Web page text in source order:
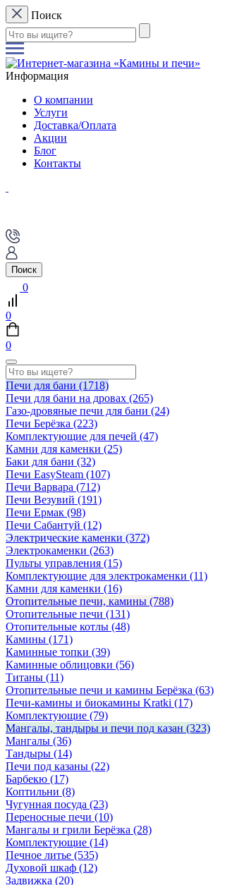
Поиск
Информация
О компании
Услуги
Доставка/Оплата
Акции
Блог
Контакты
Поиск
0
0
0
Печи для бани (1718)
Печи для бани на дровах (265)
Газо-дровяные печи для бани (24)
Печи Берёзка (223)
Комплектующие для печей (47)
Камни для каменки (25)
Баки для бани (32)
Печи EasySteam (107)
Печи Варвара (712)
Печи Везувий (191)
Печи Ермак (98)
Печи Сабантуй (12)
Электрические каменки (372)
Электрокаменки (263)
Пульты управления (15)
Комплектующие для электрокаменки (11)
Камни для каменки (16)
Отопительные печи, камины (788)
Отопительные печи (131)
Отопительные котлы (48)
Камины (171)
Каминные топки (39)
Каминные облицовки (56)
Титаны (11)
Отопительные печи и камины Берёзка (63)
Печи-камины и биокамины Kratki (17)
Комплектующие (79)
Мангалы, тандыры и печи под казан (323)
Мангалы (36)
Тандыры (14)
Печи под казаны (22)
Барбекю (17)
Коптильни (8)
Чугунная посуда (23)
Переносные печи (10)
Мангалы и грили Берёзка (28)
Комплектующие (14)
Печное литье (535)
Духовой шкаф (12)
Задвижка (20)